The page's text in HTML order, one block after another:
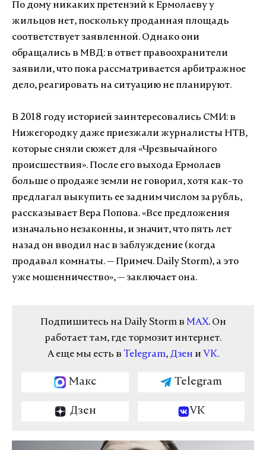
По дому никаких претензий к Ермолаеву у
жильцов нет, поскольку проданная площадь
соответствует заявленной. Однако они
обращались в МВД: в ответ правоохранители
заявили, что пока рассматривается арбитражное
дело, реагировать на ситуацию не планируют.
В 2018 году историей заинтересовались СМИ: в
Нижегородку даже приезжали журналисты НТВ,
которые сняли сюжет для «Чрезвычайного
происшествия». После его выхода Ермолаев
больше о продаже земли не говорил, хотя как-то
предлагал выкупить ее задним числом за рубль,
рассказывает Вера Попова. «Все предложения
изначально незаконны, и значит, что пять лет
назад он вводил нас в заблуждение (когда
продавал комнаты. — Примеч. Daily Storm), а это
уже мошенничество», — заключает она.
Подпишитесь на Daily Storm в MAX. Он
работает там, где тормозит интернет.
А еще мы есть в Telegram, Дзен и VK.
Макс Telegram
Дзен VK